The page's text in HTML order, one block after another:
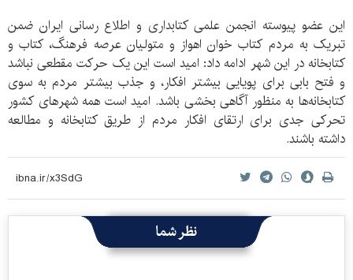
این عضو پیوسته انجمن علمی کتابداری و اطلاع رسانی ایران ضمن
تبریک به مردم کتاب خوان اهواز و متولیان عرصه فرهنگ، کتاب و
کتابخانه در این شهر ادامه داد: امید است این یک حرکت مقطعی نباشد
و فتح بابی برای پویایی بیشتر افکار، و جذب بیشتر مردم به سوی
کتابخانه‌ها به منظور آگاهی بخشی باشد. امید است همه شهرهای کشور
تحرکی جدی برای ارتقای افکار مردم از طریق کتابخانه و مطالعه
داشته باشند.
نظر شما